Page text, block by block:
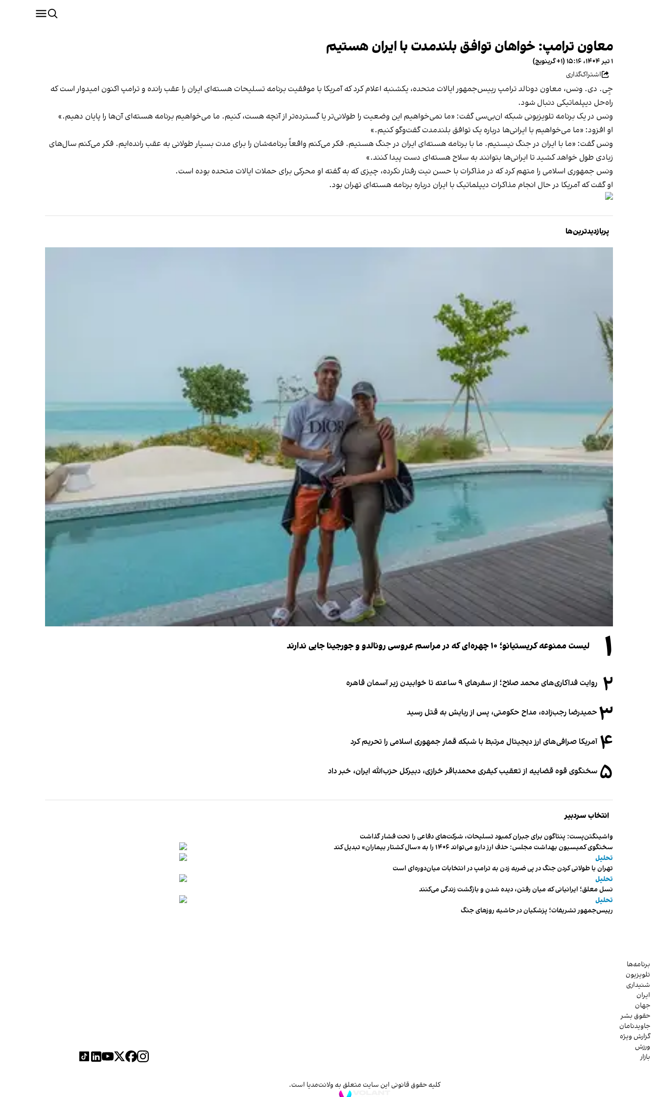
معاون ترامپ: خواهان توافق بلندمدت با ایران هستیم
۱ تیر ۱۴۰۴، ۱۵:۱۶ (‎+۱ گرینویچ)
اشتراک‌گذاری
جِی. دی. ونس، معاون دونالد ترامپ رییس‌جمهور ایالات متحده، یکشنبه اعلام کرد که آمریکا با موفقیت برنامه تسلیحات هسته‌ای ایران را عقب رانده و ترامپ اکنون امیدوار است که
راه‌حل دیپلماتیکی دنبال شود.
ونس در یک برنامه تلویزیونی شبکه ان‌بی‌سی گفت: «ما نمی‌خواهیم این وضعیت را طولانی‌تر یا گسترده‌تر از آنچه هست، کنیم. ما می‌خواهیم برنامه هسته‌ای آن‌ها را پایان دهیم.»
او افزود: «ما می‌خواهیم با ایرانی‌ها درباره یک توافق بلندمدت گفت‌وگو کنیم.»
ونس گفت: «ما با ایران در جنگ نیستیم. ما با برنامه هسته‌ای ایران در جنگ هستیم. فکر می‌کنم واقعاً برنامه‌شان را برای مدت بسیار طولانی به عقب رانده‌ایم. فکر می‌کنم سال‌های
زیادی طول خواهد کشید تا ایرانی‌ها بتوانند به سلاح هسته‌ای دست پیدا کنند.»
ونس جمهوری اسلامی را متهم کرد که در مذاکرات با حسن نیت رفتار نکرده، چیزی که به گفته او محرکی برای حملات ایالات متحده بوده است.
او گفت که آمریکا در حال انجام مذاکرات دیپلماتیک با ایران درباره برنامه هسته‌ای تهران بود.
پربازدیدترین‌ها
۱ لیست ممنوعه کریستیانو؛ ۱۰ چهره‌ای که در مراسم عروسی رونالدو و جورجینا جایی ندارند
۲ روایت فداکاری‌های محمد صلاح؛ از سفرهای ۹ ساعته تا خوابیدن زیر آسمان قاهره
۳ حمیدرضا رجب‌زاده، مداح حکومتی، پس از ربایش به قتل رسید
۴ آمریکا صرافی‌های ارز دیجیتال مرتبط با شبکه قمار جمهوری اسلامی را تحریم کرد
۵ سخنگوی قوه قضاییه از تعقیب کیفری محمدباقر خرازی، دبیر‌کل حزب‌الله ایران، خبر داد
انتخاب سردبیر
واشینگتن‌پست: پنتاگون برای جبران کمبود تسلیحات، شرکت‌های دفاعی را تحت فشار گذاشت
سخنگوی کمیسیون بهداشت مجلس: حذف ارز دارو می‌تواند ۱۴۰۶ را به «سال کشتار بیماران» تبدیل کند
تحلیل
تهران با طولانی کردن جنگ در پی ضربه زدن به ترامپ در انتخابات میان‌دوره‌ای است
تحلیل
نسل معلق؛ ایرانیانی که میان رفتن، دیده شدن و بازگشت زندگی می‌کنند
تحلیل
رییس‌جمهور تشریفات؛ پزشکیان در حاشیه روزهای جنگ
برنامه‌ها
تلویزیون
شنیداری
ایران
جهان
حقوق بشر
جاویدنامان
گزارش ویژه
ورزش
بازار
کلیه حقوق قانونی این سایت متعلق به ولانت‌مدیا است.